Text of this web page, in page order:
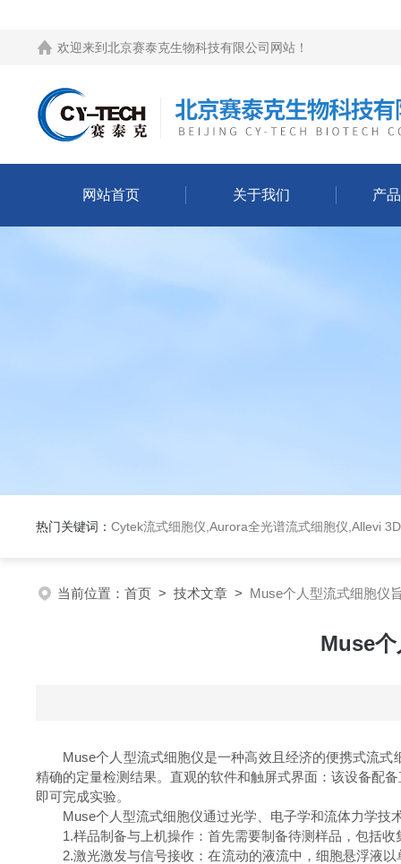
欢迎来到 北京赛泰克生物科技有限公司网站 ！
网站首页 关于我们 产
热门关键词： Cytek流式细胞仪,Aurora全光谱流式细胞仪,Allevi
当前位置： 首页 > 技术文章 > Muse个人型流式细胞仪
Muse
Muse个人型流式细胞仪是一种高效且经济的便携式流式
精确的定量检测结果。直观的软件和触屏式界面：该设备配
即可完成实验。
Muse个人型流式细胞仪通过光学、电子学和流体力学技
1.样品制备与上机操作：首先需要制备待测样品，包括收
2.激光激发与信号接收：在流动的液流中，细胞悬浮液以